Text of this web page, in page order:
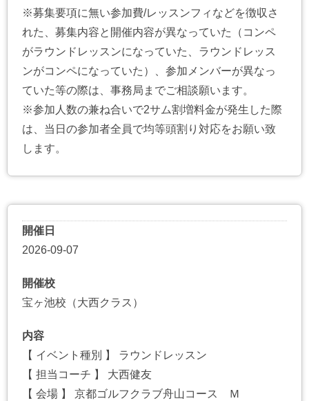
※募集要項に無い参加費/レッスンフィなどを徴収さ
れた、募集内容と開催内容が異なっていた（コンペ
がラウンドレッスンになっていた、ラウンドレッス
ンがコンペになっていた）、参加メンバーが異なっ
ていた等の際は、事務局までご相談願います。
※参加人数の兼ね合いで2サム割増料金が発生した際
は、当日の参加者全員で均等頭割り対応をお願い致
します。
開催日
2026-09-07
開催校
宝ヶ池校（大西クラス）
内容
【 イベント種別 】 ラウンドレッスン
【 担当コーチ 】 大西健友
【 会場 】 京都ゴルフクラブ舟山コース Ｍ